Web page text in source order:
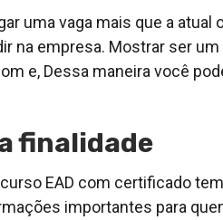
uma vaga mais que a atual
na empresa. Mostrar ser
e, Dessa maneira você
finalidade
EAD com certificado
importantes para